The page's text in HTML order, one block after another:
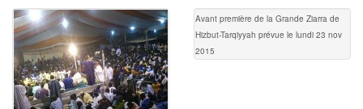
Avant première de la Grande Ziarra de
Hizbut-Tarqiyyah prévue le lundi 23 nov
2015